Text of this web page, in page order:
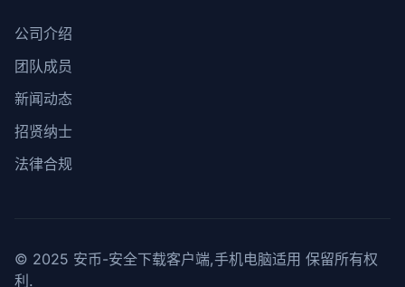
公司介绍
团队成员
新闻动态
招贤纳士
法律合规
© 2025 安币-安全下载客户端,手机电脑适用 保留所有权
利.